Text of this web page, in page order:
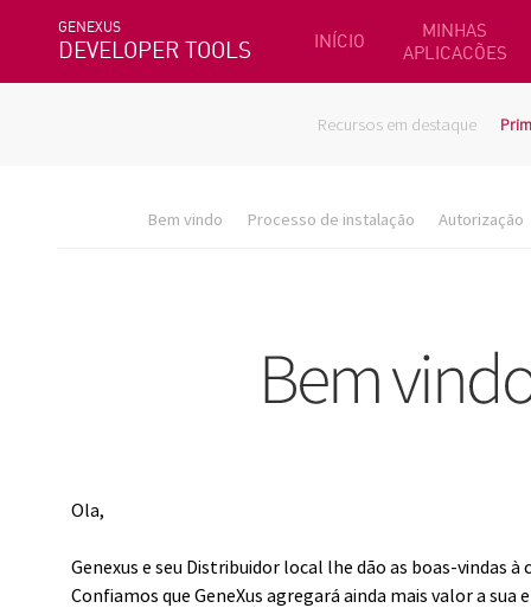
GENEXUS
DEVELOPER TOOLS INÍCIO
MINHAS
APLICACÕES
Recursos em destaque
Bem vindo Processo de instalação Autorização
Ola,
Genexus e seu Distribuidor local lhe dão as boas-vindas à
Confiamos que GeneXus agregará ainda mais valor a